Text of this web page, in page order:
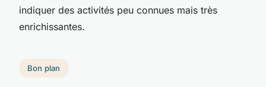
indiquer des activités peu connues mais très
enrichissantes.
Bon plan